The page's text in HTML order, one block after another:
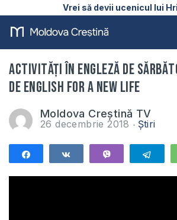
Vrei să devii ucenicul lui
Activități în engleză de
de English For a New Life
Moldova Creștină TV
26 decembrie 2018 Știri